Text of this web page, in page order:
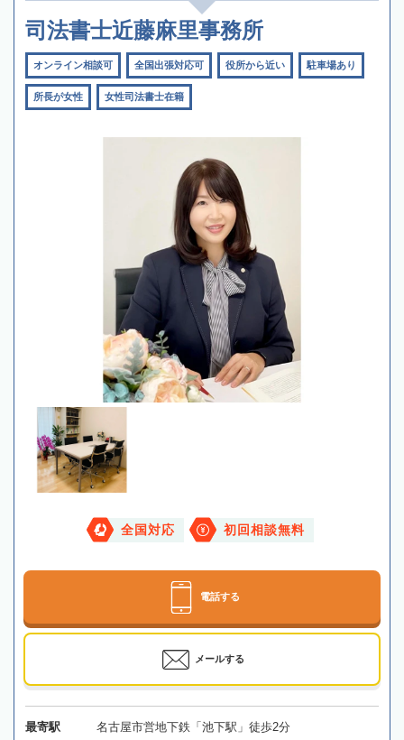
司法書士近藤麻里事務所
オンライン相談可 全国出張対応可 役所から近い 駐車場あり
所長が女性 女性司法書士在籍
全国対応 初回相談無料
電話する
メールする
最寄駅 名古屋市営地下鉄「池下駅」徒歩2分